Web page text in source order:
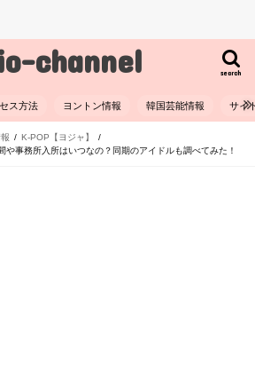
channel search
ス方法 ヨントン情報 韓国芸能情報 サイ
K-POP【ヨジャ】
や事務所入所はいつなの？同期のアイドルも調べてみた！